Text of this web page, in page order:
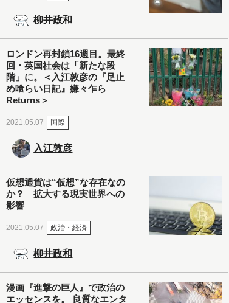
柳井政和
ロンドン再封鎖16週目。最終
回・英国社会は「新たな段
階」に。＜入江敦彦の『足止
め喰らい日記』嫌々乍ら
Returns＞
2021.05.07 国際
入江敦彦
仮想通貨は“仮想”な存在なの
か？ 拡大する現実世界への
影響
2021.05.07 政治・経済
柳井政和
漫画『進撃の巨人』で政治の
エッセンスを。 良質なエンタ